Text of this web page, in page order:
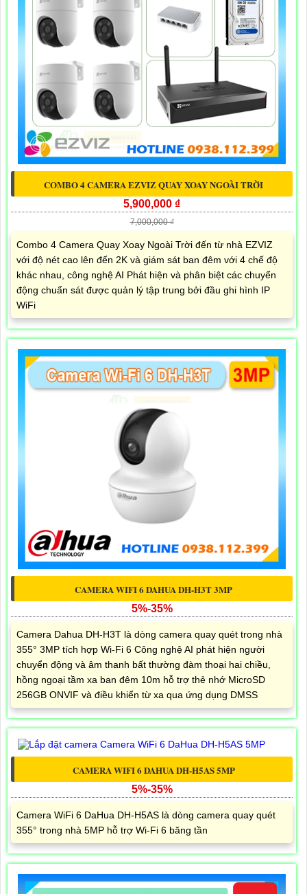
COMBO 4 CAMERA EZVIZ QUAY XOAY NGOÀI TRỜI
5,900,000 ₫
7,000,000 ₫
Combo 4 Camera Quay Xoay Ngoài Trời đến từ nhà EZVIZ
với độ nét cao lên đến 2K và giám sát ban đêm với 4 chế độ
khác nhau, công nghệ AI Phát hiện và phân biệt các chuyển
động chuẩn sát được quản lý tập trung bởi đầu ghi hình IP
WiFi
CAMERA WIFI 6 DAHUA DH-H3T 3MP
5%-35%
Camera Dahua DH-H3T là dòng camera quay quét trong nhà
355° 3MP tích hợp Wi-Fi 6 Công nghệ AI phát hiện người
chuyển động và âm thanh bất thường đàm thoại hai chiều,
hồng ngoại tầm xa ban đêm 10m hỗ trợ thẻ nhớ MicroSD
256GB ONVIF và điều khiển từ xa qua ứng dụng DMSS
CAMERA WIFI 6 DAHUA DH-H5AS 5MP
5%-35%
Camera WiFi 6 DaHua DH-H5AS là dòng camera quay quét
355° trong nhà 5MP hỗ trợ Wi-Fi 6 băng tần